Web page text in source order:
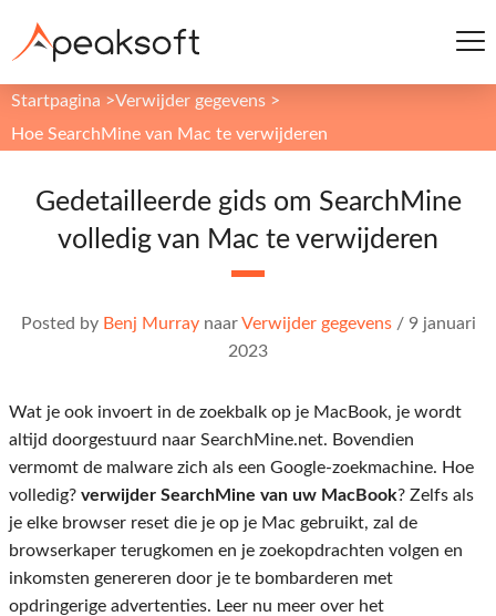
Startpagina >Verwijder gegevens >
Hoe SearchMine van Mac te verwijderen
Gedetailleerde gids om SearchMine
volledig van Mac te verwijderen
Posted by Benj MurraynaarVerwijder gegevens/ 9 januari
2023
Wat je ook invoert in de zoekbalk op je MacBook, je wordt
altijd doorgestuurd naar SearchMine.net. Bovendien
vermomt de malware zich als een Google-zoekmachine. Hoe
volledig? verwijder SearchMine van uw MacBook? Zelfs als
je elke browser reset die je op je Mac gebruikt, zal de
browserkaper terugkomen en je zoekopdrachten volgen en
inkomsten genereren door je te bombarderen met
opdringerige advertenties. Leer nu meer over het